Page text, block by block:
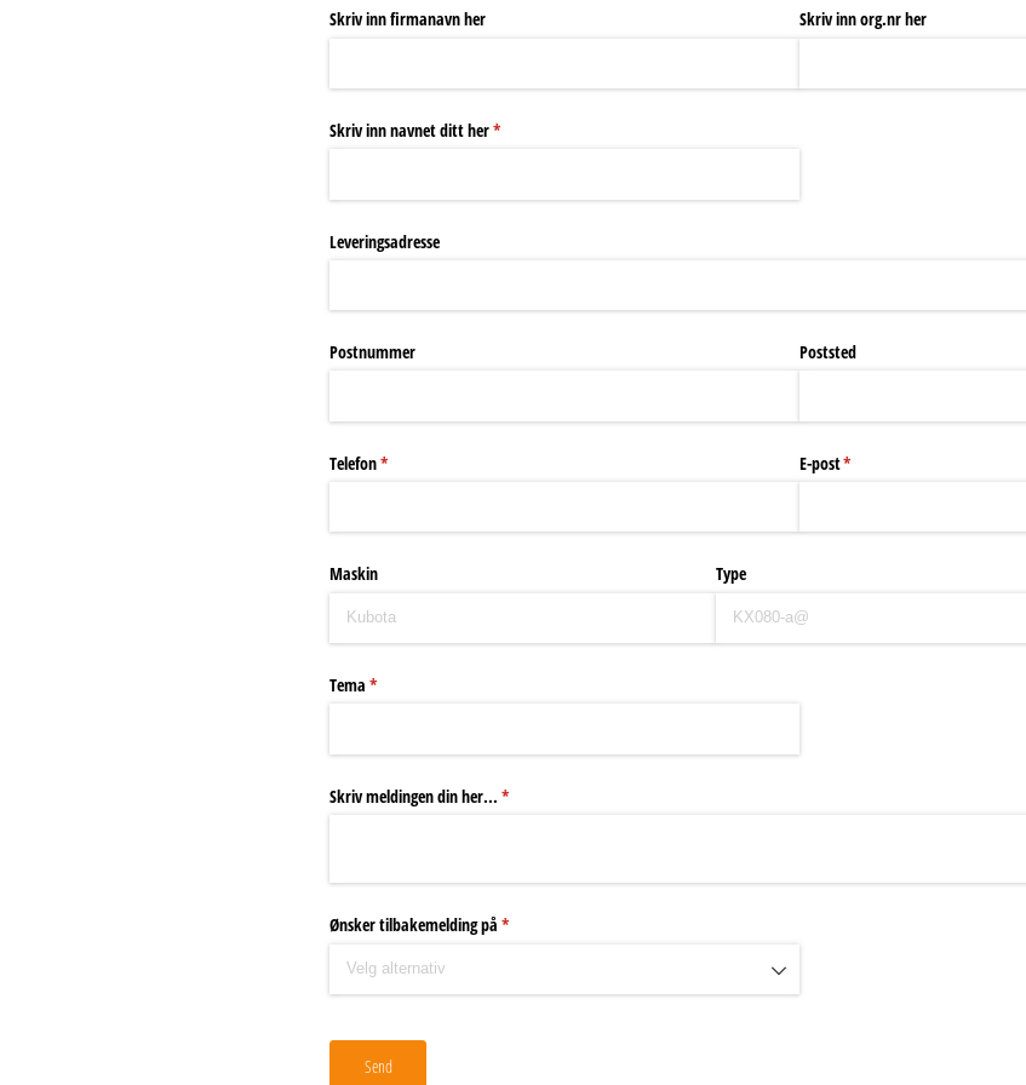
Skriv inn firmanavn her Skriv inn org.nr her
Skriv inn navnet ditt her*
(nødvendig)
Leveringsadresse
Postnummer Poststed
Telefon*
(nødvendig) E-post*
(nødvendig)
Maskin Type
Tema *
(nødvendig)
Skriv meldingen din her... *
(nødvendig)
Ønsker tilbakemelding på *
(nødvendig)
Send